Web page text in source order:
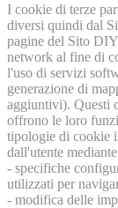
I cookie di terze
diversi quindi dal
pagine del Sito DIY
network al fine di
l'uso di servizi
generazione di
aggiuntivi). Questi
offrono le loro
tipologie di cookie
dall'utente
- specifiche
utilizzati per
- modifica delle